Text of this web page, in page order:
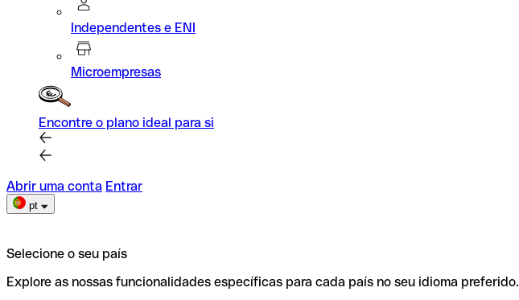
Independentes e ENI
Microempresas
Encontre o plano ideal para si
Abrir uma conta Entrar
pt
Selecione o seu país
Explore as nossas funcionalidades específicas para cada país no seu idioma preferido.